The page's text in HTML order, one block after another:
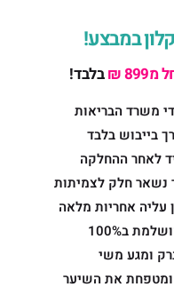
במבצע!
₪ בלבד!
משרד הבריאות
בייבוש בלבד
לאחר ההחלקה
נשאר חלק לצמיתות
עליה אחריות מלאה
ב100%
ומגע משי
את השיער